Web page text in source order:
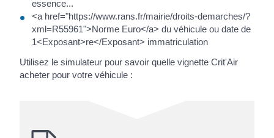
essence...
<a href="https://www.rans.fr/mairie/droits-demarches/?
xml=R55961">Norme Euro</a> du véhicule ou date de
1<Exposant>re</Exposant> immatriculation
Utilisez le simulateur pour savoir quelle vignette Crit'Air
acheter pour votre véhicule :